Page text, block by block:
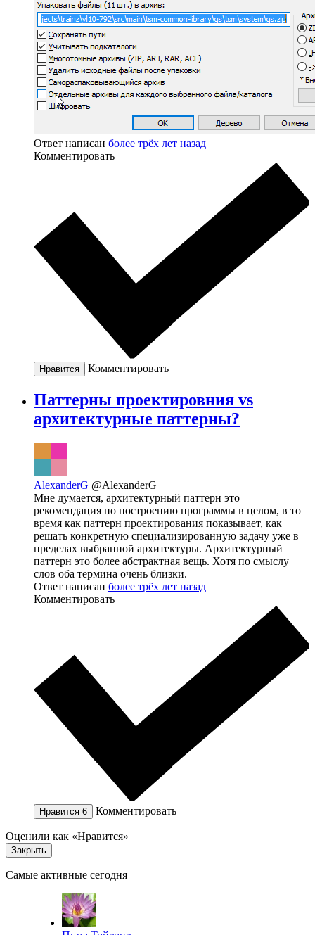
Ответ написан более трёх лет назад
Комментировать
Нравится Комментировать
Паттерны проектировния vs
архитектурные паттерны?
AlexanderG @AlexanderG
Мне думается, архитектурный паттерн это
рекомендация по построению программы в целом, в то
время как паттерн проектирования показывает, как
решать конкретную специализированную задачу уже в
пределах выбранной архитектуры. Архитектурный
паттерн это более абстрактная вещь. Хотя по смыслу
слов оба термина очень близки.
Ответ написан более трёх лет назад
Комментировать
Нравится 6 Комментировать
Оценили как «Нравится»
Закрыть
Самые активные сегодня